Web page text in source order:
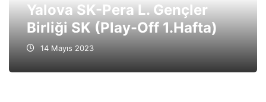
Yalova SK-Pera L. Gençler
Birliği SK (Play-Off 1.Hafta)
14 Mayıs 2023